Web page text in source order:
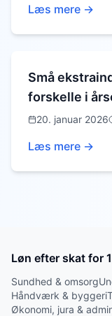
Læs mere →
Små
forskelle i
20. januar 2026
Læs mere →
Løn efter skat for
Sundhed & omsorg
Håndværk & byggeri
Økonomi, jura &